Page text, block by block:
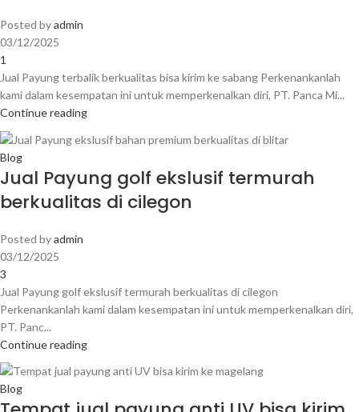
Posted byadmin
03/12/2025
1
Jual Payung terbalik berkualitas bisa kirim ke sabang Perkenankanlah
kami dalam kesempatan ini untuk memperkenalkan diri, PT. Panca Mi...
Continue reading
Blog
Jual Payung golf ekslusif termurah
berkualitas di cilegon
Posted byadmin
03/12/2025
3
Jual Payung golf ekslusif termurah berkualitas di cilegon
Perkenankanlah kami dalam kesempatan ini untuk memperkenalkan diri,
PT. Panc...
Continue reading
Blog